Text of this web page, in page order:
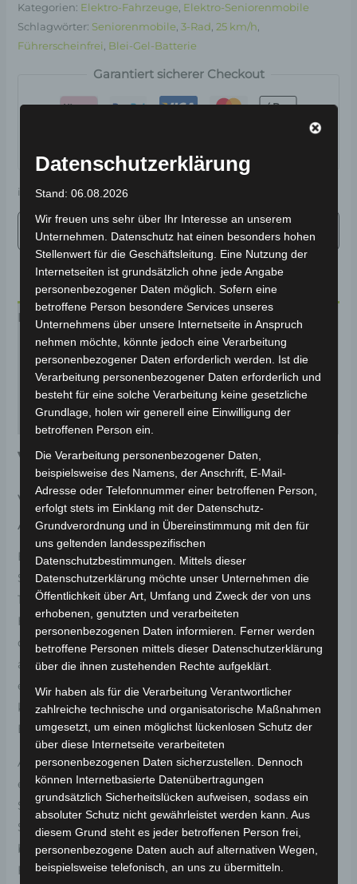
Kategorien: Elektro-Fahrzeuge Elektro-Seniorenmobile
Schlagwörter: Seniorenmobile ,3-Rad ,25 km/h
Führerscheinfrei Blei-Gel-Batterie
Garantiert sicherer Checkout
inkl. 19 % MwSt. Kostenloser Versand
Beschreibung
Zusätzliche Informationen
Produktsicherheit
Rezensionen (0)
VM4 Seniorenmobil
Volta E-Scooter mit umfassender
Ausstattung und solider Leistung
Erlebe die Freiheit der Mobilität mit dem VM4
Seniorenmobil von Volta. Mit seinem leistungsstarken
1000W Elektromotor und einer
Höchstgeschwindigkeit von 25 km/h bringt dich
dieses dreirädrige Seniorenmobil bequem und sicher
an dein Ziel. Die 60V 22Ah VRLA-Gel-Batterie
ermöglicht eine beeindruckende Reichweite von 50
km pro Ladung. Das VM4 ist ein zuverlässiger
Begleiter für deine täglichen Fahrten.
Ausgestattet mit einer beweglichen Armlehne und
einem geräumigen Korb bietet das VM4
Seniorenmobil hohen Komfort und praktischen
Stauraum. Mit den Abmessungen von 175x71x122CM
bietet es ausreichend Platz für eine angenehme
Fahrt. Die robusten 3.00 – 10 Zoll Radgrößen sorgen
Datenschutzerklärung
Stand: 06.08.2026
Wir freuen uns sehr über Ihr Interesse an unserem
Unternehmen. Datenschutz hat einen besonders hohen
Stellenwert für die Geschäftsleitung. Eine Nutzung der
Internetseiten ist grundsätzlich ohne jede Angabe
personenbezogener Daten möglich. Sofern eine
betroffene Person besondere Services unseres
Unternehmens über unsere Internetseite in Anspruch
nehmen möchte, könnte jedoch eine Verarbeitung
personenbezogener Daten erforderlich werden. Ist die
Verarbeitung personenbezogener Daten erforderlich und
besteht für eine solche Verarbeitung keine gesetzliche
Grundlage, holen wir generell eine Einwilligung der
betroffenen Person ein.
Die Verarbeitung personenbezogener Daten,
beispielsweise des Namens, der Anschrift, E-Mail-
Adresse oder Telefonnummer einer betroffenen Person,
erfolgt stets im Einklang mit der Datenschutz-
Grundverordnung und in Übereinstimmung mit den für
uns geltenden landesspezifischen
Datenschutzbestimmungen. Mittels dieser
Datenschutzerklärung möchte unser Unternehmen die
Öffentlichkeit über Art, Umfang und Zweck der von uns
erhobenen, genutzten und verarbeiteten
personenbezogenen Daten informieren. Ferner werden
betroffene Personen mittels dieser Datenschutzerklärung
über die ihnen zustehenden Rechte aufgeklärt.
Wir haben als für die Verarbeitung Verantwortlicher
zahlreiche technische und organisatorische Maßnahmen
umgesetzt, um einen möglichst lückenlosen Schutz der
über diese Internetseite verarbeiteten
personenbezogenen Daten sicherzustellen. Dennoch
können Internetbasierte Datenübertragungen
grundsätzlich Sicherheitslücken aufweisen, sodass ein
absoluter Schutz nicht gewährleistet werden kann. Aus
diesem Grund steht es jeder betroffenen Person frei,
personenbezogene Daten auch auf alternativen Wegen,
beispielsweise telefonisch, an uns zu übermitteln.